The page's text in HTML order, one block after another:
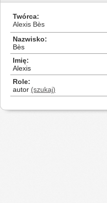
Twórca
Alexis Bès
Nazwisko
Bès
Imię
Alexis
Role
autor (szukaj)